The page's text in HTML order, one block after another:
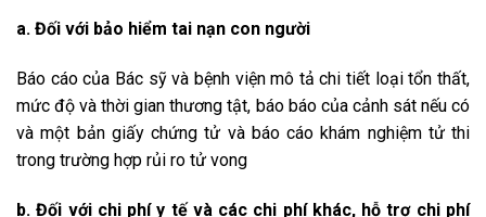
a. Đối với bảo hiểm tai nạn con người
Báo cáo của Bác sỹ và bệnh viện mô tả chi tiết loại tổn thất,
mức độ và thời gian thương tật, báo báo của cảnh sát nếu có
và một bản giấy chứng tử và báo cáo khám nghiệm tử thi
trong trường hợp rủi ro tử vong
b. Đối với chi phí y tế và các chi phí khác, hỗ trợ chi phí